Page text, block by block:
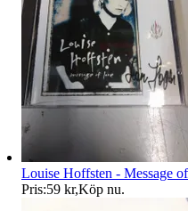
Louise Hoffsten - Message
Pris:59 kr,Köp nu.